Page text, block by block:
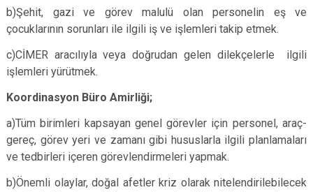
b)Şehit, gazi ve görev malulü olan personelin eş ve
çocuklarının sorunları ile ilgili iş ve işlemleri takip etmek.
c)CİMER aracılıyla veya doğrudan gelen dilekçelerle ilgili
işlemleri yürütmek.
Koordinasyon Büro Amirliği;
a)Tüm birimleri kapsayan genel görevler için personel, araç-
gereç, görev yeri ve zamanı gibi hususlarla ilgili planlamaları
ve tedbirleri içeren görevlendirmeleri yapmak.
b)Önemli olaylar, doğal afetler kriz olarak nitelendirilebilecek